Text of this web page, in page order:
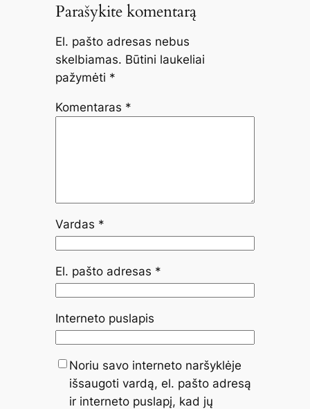
Parašykite komentarą
El. pašto adresas nebus
skelbiamas. Būtini laukeliai
pažymėti *
Komentaras *
Vardas *
El. pašto adresas *
Interneto puslapis
Noriu savo interneto naršyklėje
išsaugoti vardą, el. pašto adresą
ir interneto puslapį, kad jų